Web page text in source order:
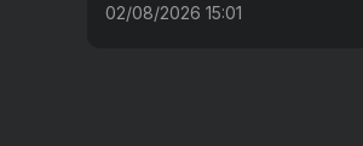
02/08/2026 15:01